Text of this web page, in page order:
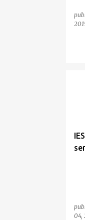
04,